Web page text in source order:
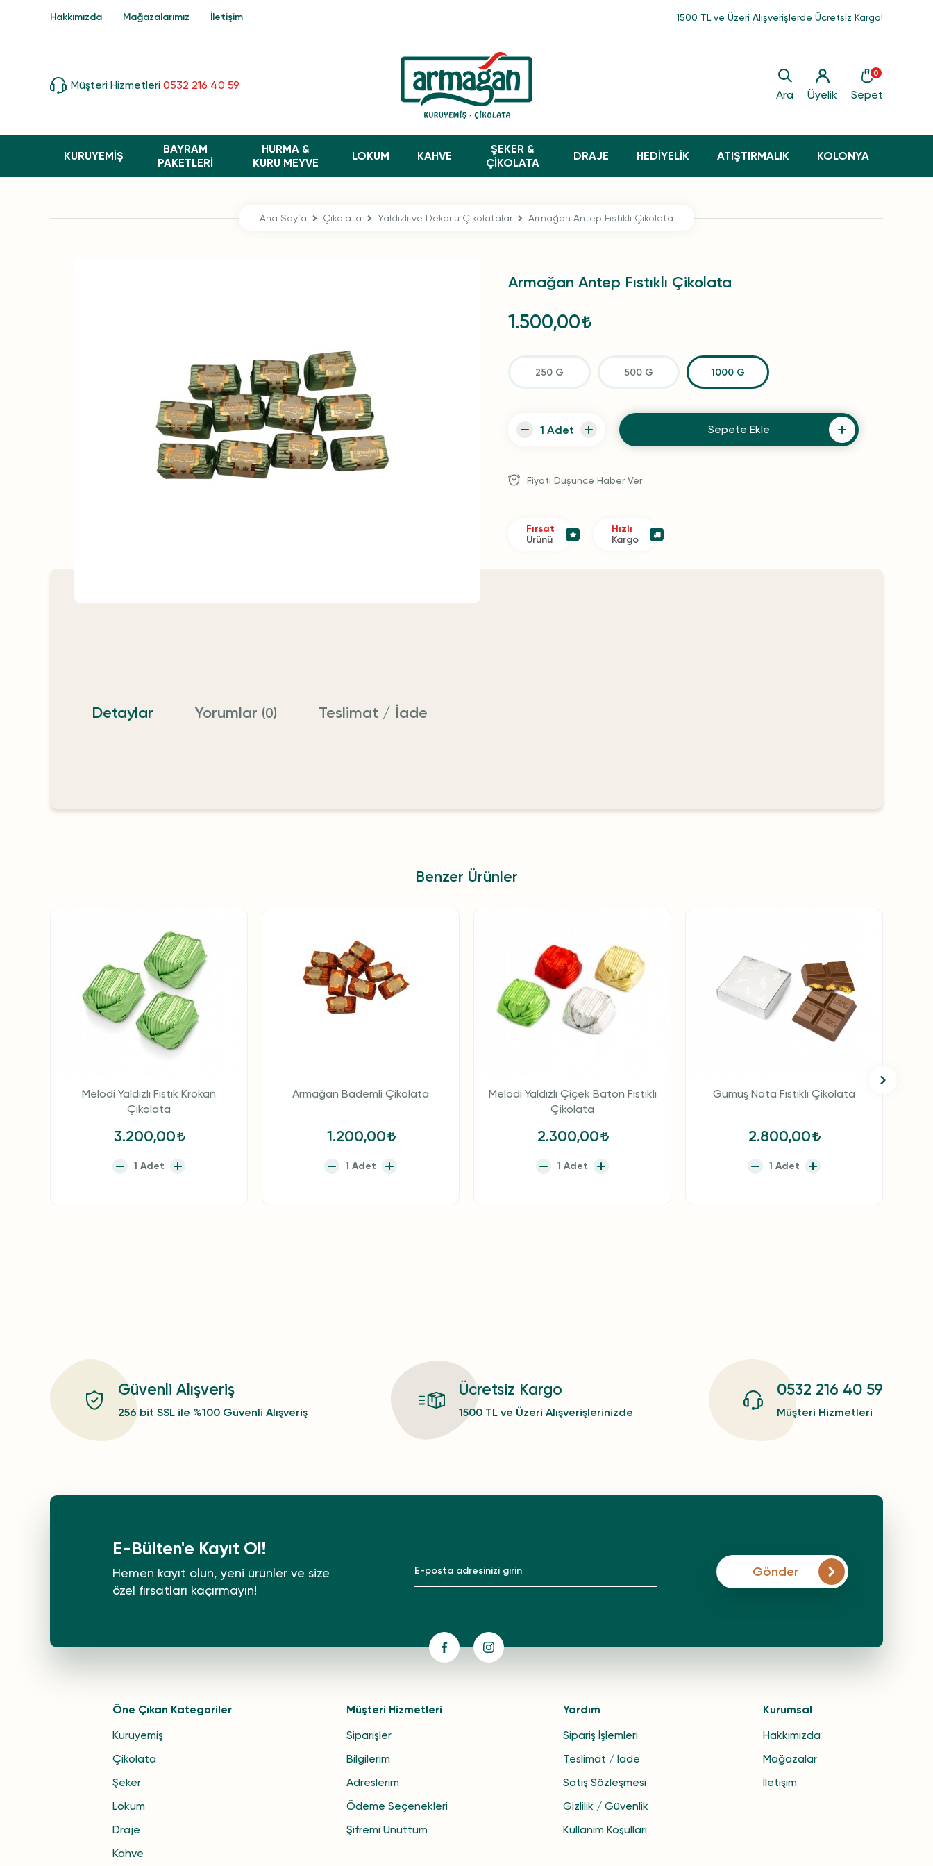
Müşteri Hizmetleri 0532 216 40 59
Ara Üyelik
0
Sepet
KURUYEMİŞ
BAYRAM
PAKETLERI
HURMA &
KURU MEYVE
LOKUM KAHVE
ŞEKER &
ÇİKOLATA
DRAJE HEDİYELİK ATIŞTIRMALIK KOLONYA
Hakkımızda Mağazalarımız İletişim 1500 TL ve Üzeri Alışverişlerde Ücretsiz Kargo!
Ana Sayfa Çikolata Yaldızlı ve Dekorlu Çikolatalar Armağan Antep Fıstıklı Çikolata
Armağan Antep Fıstıklı Çikolata
1.500,00
250 G 500 G 1000 G
Sepete Ekle
Fiyatı Düşünce Haber Ver
Fırsat
Ürünü
Hızlı
Kargo
Detaylar Yorumlar (0) Teslimat / İade
Benzer Ürünler
Melodi Yaldızlı Fıstık Krokan
Çikolata
3.200,00
Armağan Bademli Çikolata
1.200,00
Melodi Yaldızlı Çiçek Baton Fıstıklı
Çikolata
2.300,00
Gümüş Nota Fıstıklı Çikolata
2.800,00
Güvenli Alışveriş
256 bit SSL ile %100 Güvenli Alışveriş
Ücretsiz Kargo
1500 TL ve Üzeri Alışverişlerinizde
0532 216 40 59
Müşteri Hizmetleri
E-Bülten'e Kayıt Ol!
Hemen kayıt olun, yeni ürünler ve size
özel fırsatları kaçırmayın!
Gönder
Öne Çıkan Kategoriler
Kuruyemiş
Çikolata
Şeker
Lokum
Draje
Kahve
Müşteri Hizmetleri
Siparişler
Bilgilerim
Adreslerim
Ödeme Seçenekleri
Şifremi Unuttum
Yardım
Sipariş İşlemleri
Teslimat / İade
Satış Sözleşmesi
Gizlilik / Güvenlik
Kullanım Koşulları
Kurumsal
Hakkımızda
Mağazalar
İletişim